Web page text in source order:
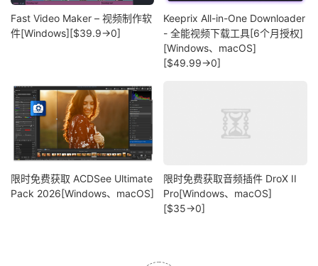
Fast Video Maker – 视频制作软
件[Windows][$39.9→0]
Keeprix All-in-One Downloader
- 全能视频下载工具[6个月授权]
[Windows、macOS]
[$49.99→0]
限时免费获取 ACDSee Ultimate
Pack 2026[Windows、macOS]
限时免费获取音频插件 DroX II
Pro[Windows、macOS]
[$35→0]